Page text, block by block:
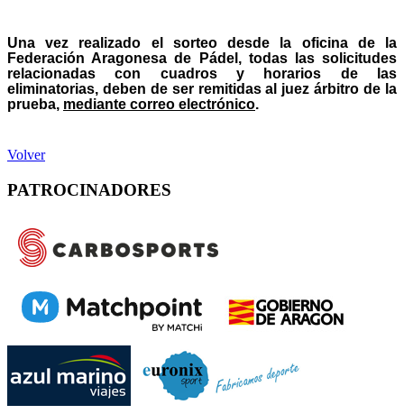
Una vez realizado el sorteo desde la oficina de la
Federación Aragonesa de Pádel, todas las solicitudes
relacionadas con cuadros y horarios de las
eliminatorias, deben de ser remitidas al juez árbitro de la
prueba, mediante correo electrónico.
Volver
PATROCINADORES